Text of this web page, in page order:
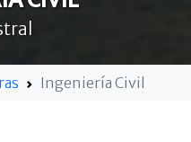
Ingeniería Civil